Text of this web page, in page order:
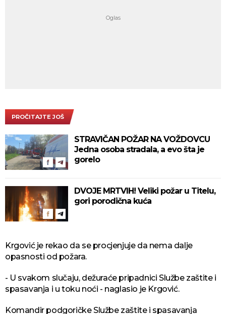
PROČITAJTE JOŠ
STRAVIČAN POŽAR NA VOŽDOVCU
Jedna osoba stradala, a evo šta je
gorelo
DVOJE MRTVIH! Veliki požar u Titelu,
gori porodična kuća
Krgović je rekao da se procjenjuje da nema dalje
opasnosti od požara.
- U svakom slučaju, dežuraće pripadnici Službe zaštite i
spasavanja i u toku noći - naglasio je Krgović.
Komandir podgoričke Službe zaštite i spasavanja